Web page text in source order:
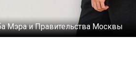
Мэра и Правительства Москвы